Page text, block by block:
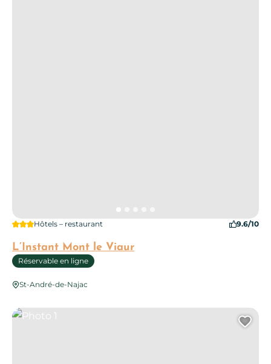
L’Instant Mont le Viaur
3 étoilesHôtels – restaurant 9.6/10
Réservable en ligne
St-André-de-Najac
Photo 1